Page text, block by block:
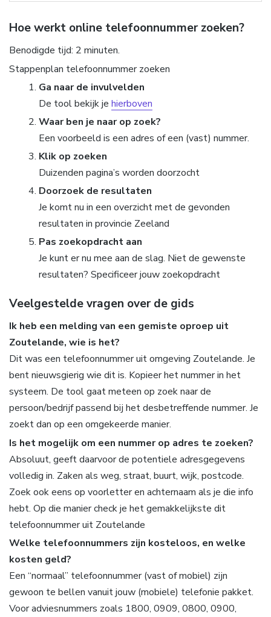
Hoe werkt online telefoonnummer zoeken?
Benodigde tijd: 2 minuten.
Stappenplan telefoonnummer zoeken
Ga naar de invulvelden
De tool bekijk je hierboven
Waar ben je naar op zoek?
Een voorbeeld is een adres of een (vast) nummer.
Klik op zoeken
Duizenden pagina’s worden doorzocht
Doorzoek de resultaten
Je komt nu in een overzicht met de gevonden
resultaten in provincie Zeeland
Pas zoekopdracht aan
Je kunt er nu mee aan de slag. Niet de gewenste
resultaten? Specificeer jouw zoekopdracht
Veelgestelde vragen over de gids
Ik heb een melding van een gemiste oproep uit
Zoutelande, wie is het?
Dit was een telefoonnummer uit omgeving Zoutelande. Je
bent nieuwsgierig wie dit is. Kopieer het nummer in het
systeem. De tool gaat meteen op zoek naar de
persoon/bedrijf passend bij het desbetreffende nummer. Je
zoekt dan op een omgekeerde manier.
Is het mogelijk om een nummer op adres te zoeken?
Absoluut, geeft daarvoor de potentiele adresgegevens
volledig in. Zaken als weg, straat, buurt, wijk, postcode.
Zoek ook eens op voorletter en achternaam als je die info
hebt. Op die manier check je het gemakkelijkste dit
telefoonnummer uit Zoutelande
Welke telefoonnummers zijn kosteloos, en welke
kosten geld?
Een “normaal” telefoonnummer (vast of mobiel) zijn
gewoon te bellen vanuit jouw (mobiele) telefonie pakket.
Voor adviesnummers zoals 1800, 0909, 0800, 0900,